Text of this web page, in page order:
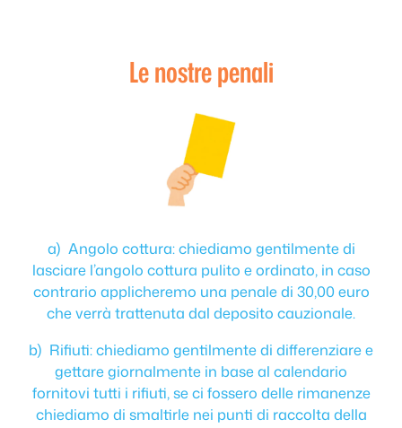
Le nostre penali
a) Angolo cottura: chiediamo gentilmente di
lasciare l’angolo cottura pulito e ordinato, in caso
contrario applicheremo una penale di 30,00 euro
che verrà trattenuta dal deposito cauzionale.
b) Rifiuti: chiediamo gentilmente di differenziare e
gettare giornalmente in base al calendario
fornitovi tutti i rifiuti, se ci fossero delle rimanenze
chiediamo di smaltirle nei punti di raccolta della